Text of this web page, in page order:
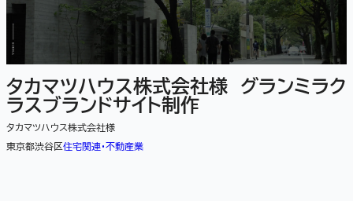
タカマツハウス株式会社様 グランミラク
ラスブランドサイト制作
タカマツハウス株式会社様
東京都渋谷区住宅関連・不動産業